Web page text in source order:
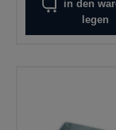
in den
legen